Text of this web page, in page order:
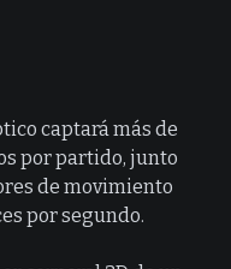
captará más de
por partido, junto
de movimiento
por segundo.